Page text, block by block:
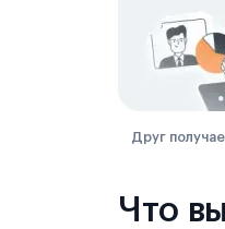
Друг
Что